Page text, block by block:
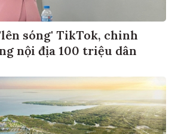
sóng' TikTok, chinh
nội địa 100 triệu dân